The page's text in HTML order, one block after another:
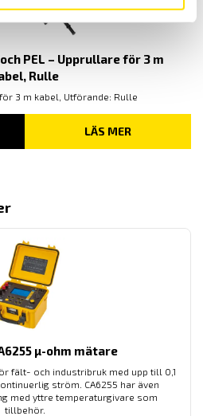
PEL – Upprullare för 3 m
Rulle
3 m kabel, Utförande: Rulle
LÄS MER
µ-ohm mätare
fält- och industribruk med upp till 0,1
ström. CA6255 har även
med yttre temperaturgivare som
tillbehör.